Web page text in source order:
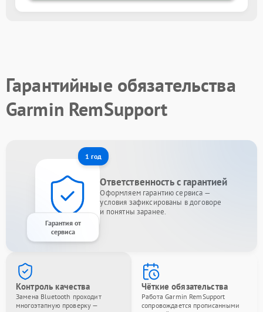
Гарантийные обязательства
Garmin RemSupport
1 год
Гарантия от
сервиса
Ответственность с гарантией
Оформляем гарантию сервиса —
условия зафиксированы в договоре
и понятны заранее.
Контроль качества
Замена Bluetooth проходит
многоэтапную проверку —
Чёткие обязательства
Работа Garmin RemSupport
сопровождается прописанными